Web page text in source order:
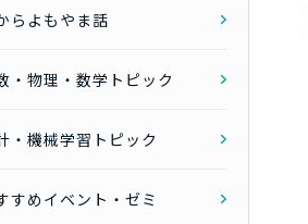
らよもやま話
・物理・数学トピック
・機械学習トピック
すめイベント・ゼミ